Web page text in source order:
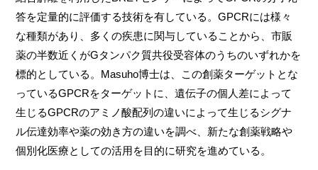
答を定量的に評価する技術を有している。GPCRには様々
な種類があり、多くの疾患に関与していることから、市販
薬の半数近くがGタンパク質共役受容体のうちのいずれかを
標的としている。Masuho博士は、この創薬ターゲットとな
っているGPCRをターゲットに、遺伝子の個人差によって
生じるGPCRのアミノ酸配列の違いによって生じるシグナ
ル伝達効率や薬の効き方の違いを調べ、新たな創薬戦略や
個別化医療としての活用を目的に研究を進めている。